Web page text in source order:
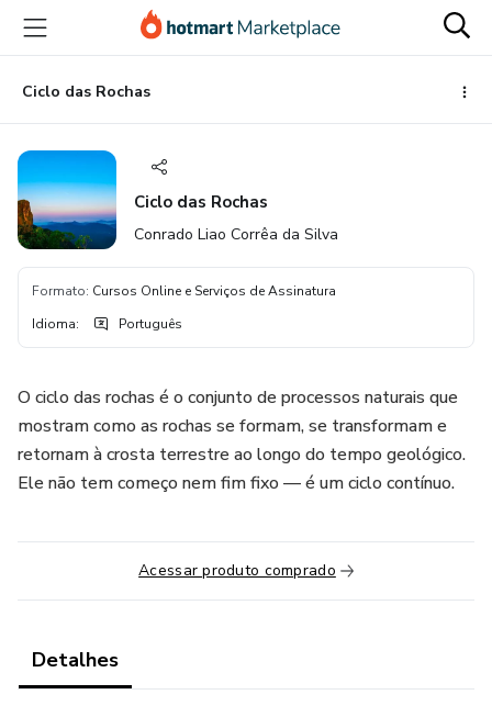
para
conteúdo
principal
para
pagamento
para
rodapé
Ciclo das Rochas
Ciclo das Rochas
Conrado Liao Corrêa da Silva
Formato: Cursos Online e Serviços de Assinatura
Idioma: Português
O ciclo das rochas é o conjunto de processos naturais que
mostram como as rochas se formam, se transformam e
retornam à crosta terrestre ao longo do tempo geológico.
Ele não tem começo nem fim fixo — é um ciclo contínuo.
Acessar produto comprado
Detalhes